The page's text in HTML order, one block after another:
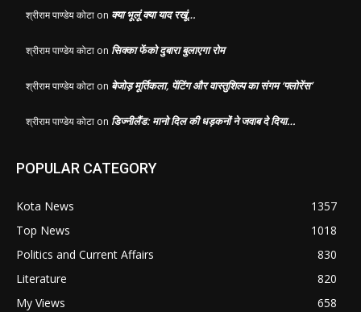
श्रीराम पाण्डेय कोटा on क्या भूलूं क्या याद रखूं…
श्रीराम पाण्डेय कोटा on सिक्का फेंको दुबारा बुलाएगा रोम
श्रीराम पाण्डेय कोटा on बेजोड़ मूर्तिकला, पेंटिंग और वास्तुशिल्प का संगम ‘फ्लोरेंस’
श्रीराम पाण्डेय कोटा on डिज्नीलैंड: मानो दिल की धड़कनों ने जवाब दे दिया…
POPULAR CATEGORY
Kota News
1357
Top News
1018
Politics and Current Affairs
830
Literature
820
My Views
658